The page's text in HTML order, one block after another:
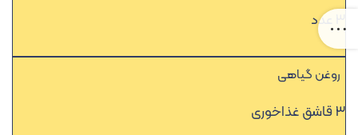
روغن گیاهی
۳ قاشق غذاخوری